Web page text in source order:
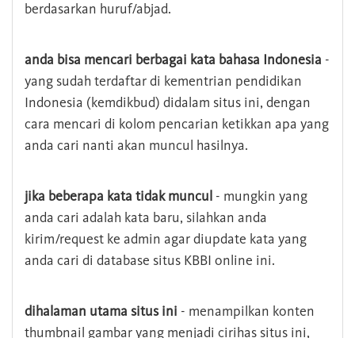
berdasarkan huruf/abjad.
anda bisa mencari berbagai kata bahasa Indonesia -
yang sudah terdaftar di kementrian pendidikan
Indonesia (kemdikbud) didalam situs ini, dengan
cara mencari di kolom pencarian ketikkan apa yang
anda cari nanti akan muncul hasilnya.
jika beberapa kata tidak muncul - mungkin yang
anda cari adalah kata baru, silahkan anda
kirim/request ke admin agar diupdate kata yang
anda cari di database situs KBBI online ini.
dihalaman utama situs ini - menampilkan konten
thumbnail gambar yang menjadi cirihas situs ini,